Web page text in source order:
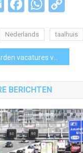
EmailFacebook
Nederlands taalhuis
voor kansrijke beroepen in regio
BERICHTEN